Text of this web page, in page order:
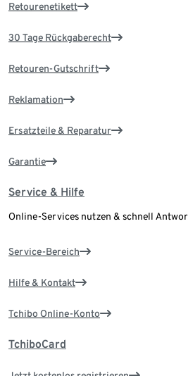
Retourenetikett
30 Tage Rückgaberecht
Retouren-Gutschrift
Reklamation
Ersatzteile & Reparatur
Garantie
Service & Hilfe
Online-Services nutzen & schnell
Service-Bereich
Hilfe & Kontakt
Tchibo Online-Konto
TchiboCard